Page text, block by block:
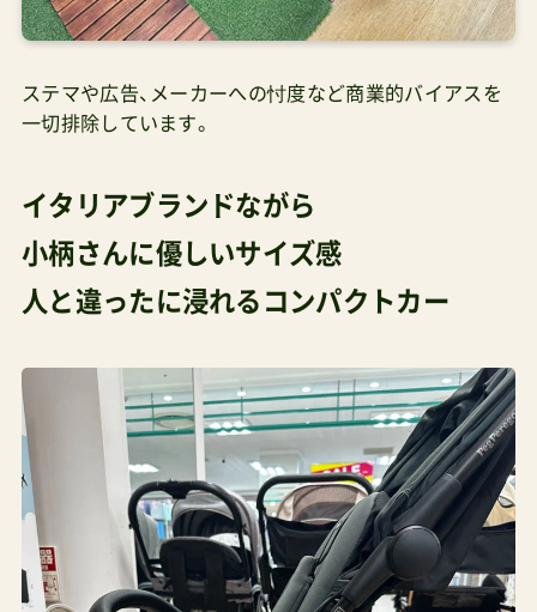
ステマや広告、メーカーへの忖度など商業的バイアスを
一切排除しています。
イタリアブランドながら
小柄さんに優しいサイズ感
人と違ったに浸れるコンパクトカー